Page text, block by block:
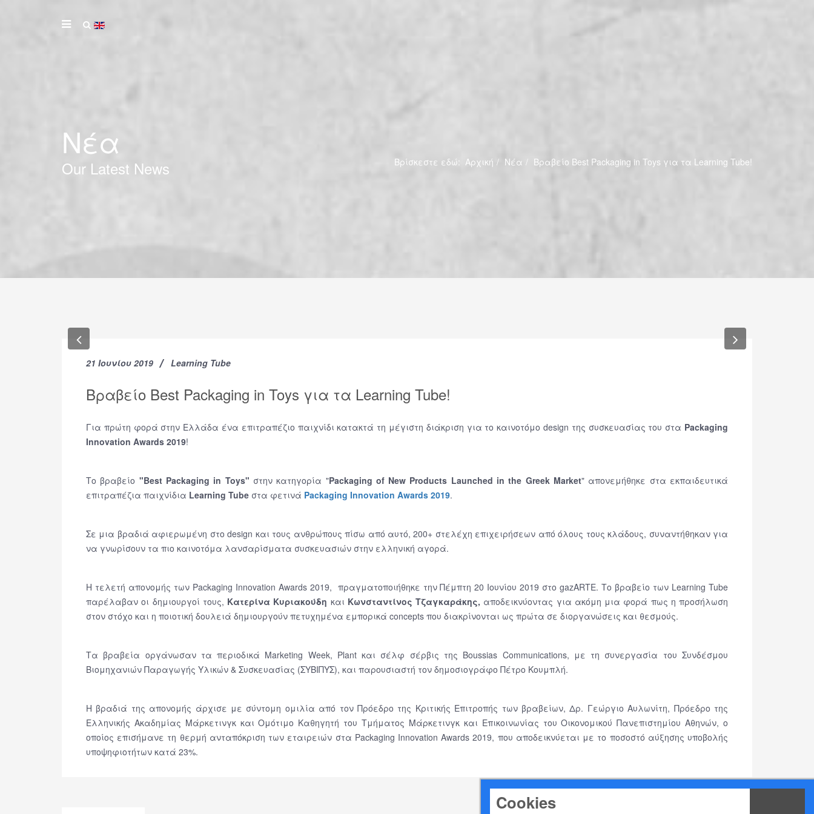
Νέα
Our Latest News Βρίσκεστε εδώ: Αρχική Νέα Βραβείο Best Packaging in Toys για τα Learning Tube!
Previous Next
21 Ιουνίου 2019 Learning Tube
Βραβείο Best Packaging in Toys για τα Learning Tube!
Για πρώτη φορά στην Ελλάδα ένα επιτραπέζιο παιχνίδι κατακτά τη μέγιστη διάκριση για το καινοτόμο design της συσκευασίας του στα Packaging
Innovation Awards 2019!
Tο βραβείο "Best Packaging in Toys" στην κατηγορία "Packaging of New Products Launched in the Greek Market" απονεμήθηκε στα εκπαιδευτικά
επιτραπέζια παιχνίδια Learning Tube στα φετινά Packaging Innovation Awards 2019.
Σε μια βραδιά αφιερωμένη στο design και τους ανθρώπους πίσω από αυτό, 200+ στελέχη επιχειρήσεων από όλους τους κλάδους, συναντήθηκαν για
να γνωρίσουν τα πιο καινοτόμα λανσαρίσματα συσκευασιών στην ελληνική αγορά.
Η τελετή απονομής των Packaging Innovation Awards 2019, πραγματοποιήθηκε την Πέμπτη 20 Ιουνίου 2019 στο gazARTE. Το βραβείο των Learning Tube
παρέλαβαν οι δημιουργοί τους, Κατερίνα Κυριακούδη και Κωνσταντίνος Τζαγκαράκης, αποδεικνύοντας για ακόμη μια φορά πως η προσήλωση
στον στόχο και η ποιοτική δουλειά δημιουργούν πετυχημένα εμπορικά concepts που διακρίνονται ως πρώτα σε διοργανώσεις και θεσμούς.
Τα βραβεία οργάνωσαν τα περιοδικά Marketing Week, Plant και σέλφ σέρβις της Boussias Communications, με τη συνεργασία του Συνδέσμου
Βιομηχανιών Παραγωγής Υλικών & Συσκευασίας (ΣΥΒΙΠΥΣ), και παρουσιαστή τον δημοσιογράφο Πέτρο Κουμπλή.
Η βραδιά της απονομής άρχισε με σύντομη ομιλία από τον Πρόεδρο της Κριτικής Επιτροπής των βραβείων, Δρ. Γεώργιο Αυλωνίτη, Πρόεδρο της
Ελληνικής Ακαδημίας Μάρκετινγκ και Ομότιμο Καθηγητή του Τμήματος Μάρκετινγκ και Επικοινωνίας του Οικονομικού Πανεπιστημίου Αθηνών, ο
οποίος επισήμανε τη θερμή ανταπόκριση των εταιρειών στα Packaging Innovation Awards 2019, που αποδεικνύεται με το ποσοστό αύξησης υποβολής
υποψηφιοτήτων κατά 23%.
Cookies